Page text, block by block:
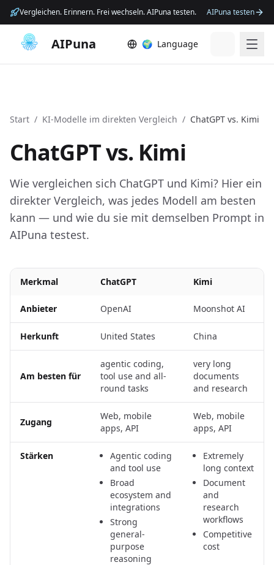
Vergleichen. Erinnern. Frei wechseln. AIPuna testen. AIPuna testen
AIPuna 🌍 Language
Start / KI-Modelle im direkten Vergleich / ChatGPT vs. Kimi
ChatGPTvs. Kimi
Wie vergleichen sich ChatGPT und Kimi? Hier ein
direkter Vergleich, was jedes Modell am besten
kann — und wie du sie mit demselben Prompt in
AIPuna testest.
Merkmal ChatGPT Kimi
Anbieter OpenAI Moonshot AI
Herkunft United States China
Am besten für
agentic coding,
tool use and all-
round tasks
very long
documents
and research
Zugang
Web, mobile
apps, API
Web, mobile
apps, API
Stärken
Agentic coding
and tool use
Broad
ecosystem and
integrations
Strong
general-
purpose
reasoning
Extremely
long context
Document
and
research
workflows
Competitive
cost